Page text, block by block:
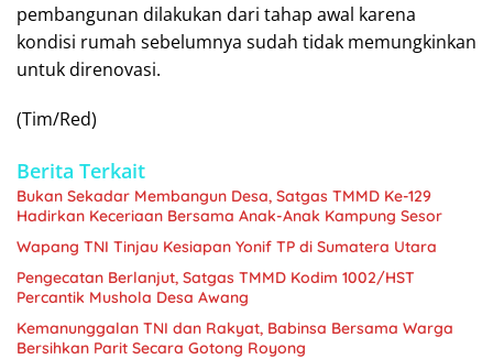
pembangunan dilakukan dari tahap awal karena
kondisi rumah sebelumnya sudah tidak memungkinkan
untuk direnovasi.
(Tim/Red)
Berita Terkait
Bukan Sekadar Membangun Desa, Satgas TMMD Ke-129
Hadirkan Keceriaan Bersama Anak-Anak Kampung Sesor
Wapang TNI Tinjau Kesiapan Yonif TP di Sumatera Utara
Pengecatan Berlanjut, Satgas TMMD Kodim 1002/HST
Percantik Mushola Desa Awang
Kemanunggalan TNI dan Rakyat, Babinsa Bersama Warga
Bersihkan Parit Secara Gotong Royong